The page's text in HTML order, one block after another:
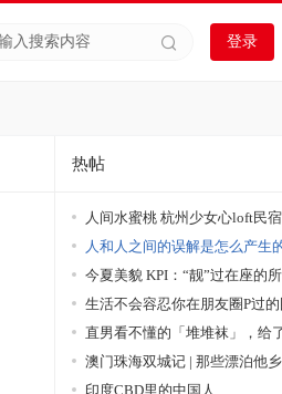
登录
热帖
人间水蜜桃 杭州少女心loft民
人和人之间的误解是怎么产生
今夏美貌 KPI：“靓”过在座的
生活不会容忍你在朋友圈P过的
直男看不懂的「堆堆袜」，给
澳门珠海双城记 | 那些漂泊他
印度CBD里的中国人